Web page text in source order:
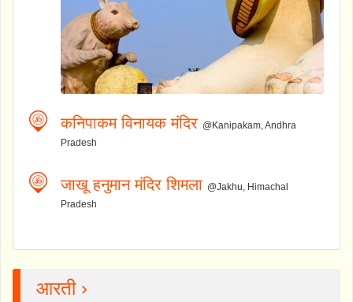
कनिपाकम विनायक मंदिर @Kanipakam, Andhra
Pradesh
जाखू हनुमान मंदिर शिमला @Jakhu, Himachal
Pradesh
आरती ›